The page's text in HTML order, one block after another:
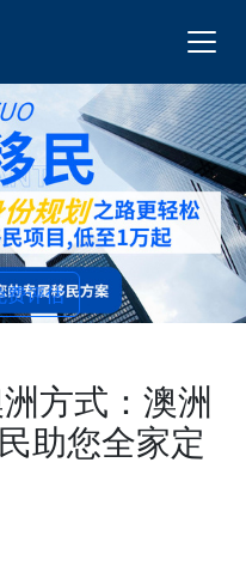
费评估
方式：澳洲
助您全家定